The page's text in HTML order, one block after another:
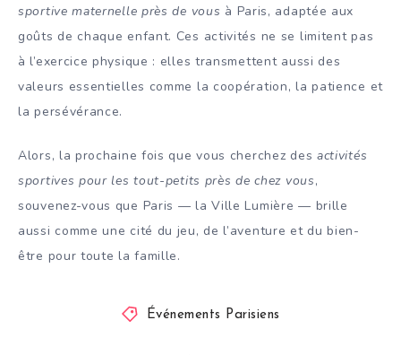
sportive maternelle près de vous à Paris, adaptée aux
goûts de chaque enfant. Ces activités ne se limitent pas
à l’exercice physique : elles transmettent aussi des
valeurs essentielles comme la coopération, la patience et
la persévérance.
Alors, la prochaine fois que vous cherchez des activités
sportives pour les tout-petits près de chez vous,
souvenez-vous que Paris — la Ville Lumière — brille
aussi comme une cité du jeu, de l’aventure et du bien-
être pour toute la famille.
Événements Parisiens